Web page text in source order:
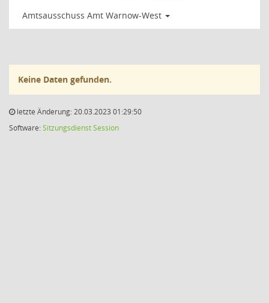
Amtsausschuss Amt Warnow-West
Keine Daten gefunden.
letzte Änderung: 20.03.2023 01:29:50
Software:SitzungsdienstSession